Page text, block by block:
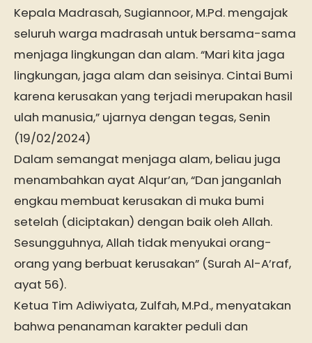
Kepala Madrasah, Sugiannoor, M.Pd. mengajak
seluruh warga madrasah untuk bersama-sama
menjaga lingkungan dan alam. “Mari kita jaga
lingkungan, jaga alam dan seisinya. Cintai Bumi
karena kerusakan yang terjadi merupakan hasil
ulah manusia,” ujarnya dengan tegas, Senin
(19/02/2024)
Dalam semangat menjaga alam, beliau juga
menambahkan ayat Alqur’an, “Dan janganlah
engkau membuat kerusakan di muka bumi
setelah (diciptakan) dengan baik oleh Allah.
Sesungguhnya, Allah tidak menyukai orang-
orang yang berbuat kerusakan” (Surah Al-A’raf,
ayat 56).
Ketua Tim Adiwiyata, Zulfah, M.Pd., menyatakan
bahwa penanaman karakter peduli dan